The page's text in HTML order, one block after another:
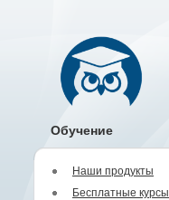
Обучение
Наши продукты
Бесплатные курсы